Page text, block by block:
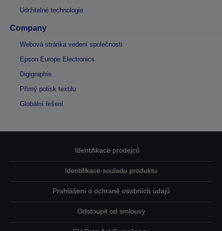
Udržitelné technologie
Company
Webová stránka vedení společnosti
Epson Europe Electronics
Digigraphie
Přímý potisk textilu
Globální řešení
Identifikace prodejců
Identifikace souladu produktu
Prohlášení o ochraně osobních údajů
Odstoupit od smlouvy